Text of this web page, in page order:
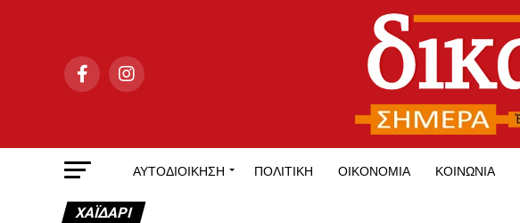
ΑΥΤΟΔΙΟΊΚΗΣΗ ΠΟΛΙΤΙΚΉ ΟΙΚΟΝΟΜΊΑ ΚΟΙΝΩΝΊΑ
ΧΑΪΔΑΡΙ